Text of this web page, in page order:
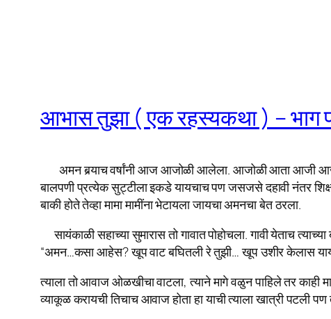
आभास तुझा ( एक रहस्यकथा ) – भाग
अमन बर्‍याच वर्षांनी आज आजोळी आलेला. आजोळी आता आजी
बालपणी प्रत्येक सुट्टीला इकडे यायचाच पण जसजसे दहावी नंतर
बाकी होते तेव्हा मामा मामींना भेटायला जायचा अमनचा बेत ठरला.
सायंकाळी सहाच्या सुमारास तो गावात पोहोचला. गावी येताच
“अमन…कसा आहेस? खूप वाट बघितली रे तुझी… खूप उशीर केलास
त्याला तो आवाज ओळखीचा वाटला, त्याने मागे वळुन पाहिले तर काही
व्याकूळ करायची तिचाच आवाज होता हा याची त्याला खात्री पटली